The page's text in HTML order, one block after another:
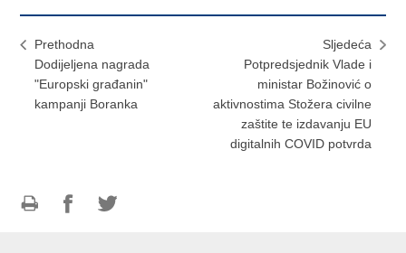
Prethodna
Dodijeljena nagrada
"Europski građanin"
kampanji Boranka
Sljedeća
Potpredsjednik Vlade i
ministar Božinović o
aktivnostima Stožera civilne
zaštite te izdavanju EU
digitalnih COVID potvrda